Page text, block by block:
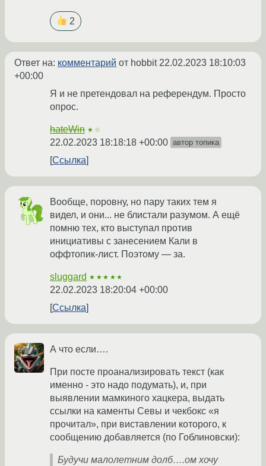
2
Ответ на: комментарий от hobbit 22.02.2023 18:10:03
+00:00
Я и не претендовал на референдум. Просто
опрос.
hateWin ★☆
22.02.2023 18:18:18 +00:00 автор топика
Ссылка
Вообще, поровну, но пару таких тем я
видел, и они... не блистали разумом. А ещё
помню тех, кто выступал против
инициативы с занесением Кали в
оффтопик-лист. Поэтому — за.
sluggard ★★★★★
22.02.2023 18:20:04 +00:00
Ссылка
А что если….
При посте проанализировать текст (как
именно - это надо подумать), и, при
выявлении мамкиного хацкера, выдать
ссылки на каменты Севы и чекбокс «я
прочитал», при виставлении которого, к
сообщению добавляется (по Гоблиновски):
Будучи малолетним долб….ом хочу